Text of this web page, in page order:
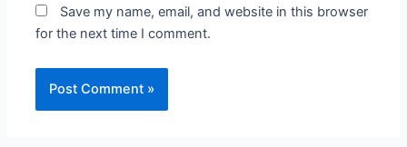
Save my name, email, and website in this browser
for the next time I comment.